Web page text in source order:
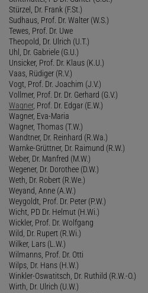
Stürzel, Dr. Frank (F.St.)
Sudhaus, Prof. Dr. Walter (W.S.)
Tewes, Prof. Dr. Uwe
Theopold, Dr. Ulrich (U.T.)
Uhl, Dr. Gabriele (G.U.)
Unsicker, Prof. Dr. Klaus (K.U.)
Vaas, Rüdiger (R.V.)
Vogt, Prof. Dr. Joachim (J.V.)
Vollmer, Prof. Dr. Dr. Gerhard (G.V.)
Wagner, Prof. Dr. Edgar (E.W.)
Wagner, Eva-Maria
Wagner, Thomas (T.W.)
Wandtner, Dr. Reinhard (R.Wa.)
Warnke-Grüttner, Dr. Raimund (R.W.)
Weber, Dr. Manfred (M.W.)
Wegener, Dr. Dorothee (D.W.)
Weth, Dr. Robert (R.We.)
Weyand, Anne (A.W.)
Weygoldt, Prof. Dr. Peter (P.W.)
Wicht, PD Dr. Helmut (H.Wi.)
Wickler, Prof. Dr. Wolfgang
Wild, Dr. Rupert (R.Wi.)
Wilker, Lars (L.W.)
Wilmanns, Prof. Dr. Otti
Wilps, Dr. Hans (H.W.)
Winkler-Oswatitsch, Dr. Ruthild (R.W.-O.)
Wirth, Dr. Ulrich (U.W.)